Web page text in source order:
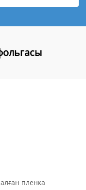
пленка